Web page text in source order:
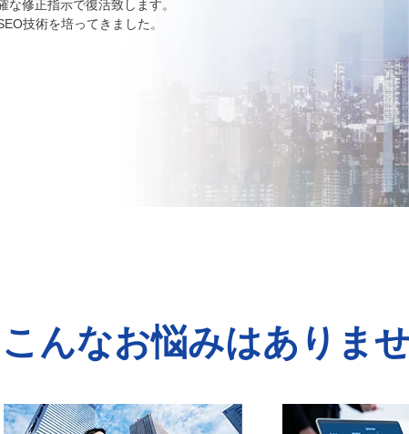
修正指示で復活致します。
技術を培ってきました。
こんなお悩みはありま